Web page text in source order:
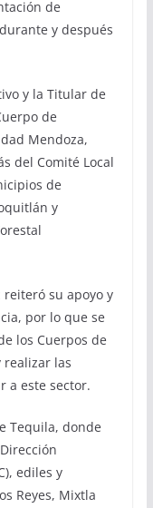
de
y después
y la Titular de
de
Mendoza,
del Comité Local
de
y
reiteró su apoyo y
por lo que se
los Cuerpos de
realizar las
a este sector.
Tequila, donde
ediles y
Reyes, Mixtla